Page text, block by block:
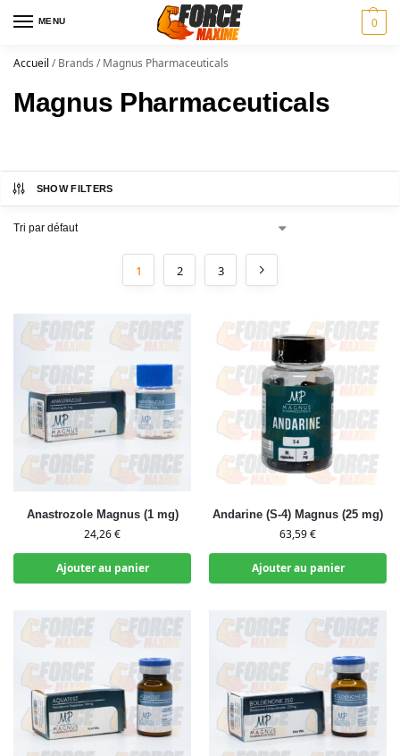
MENU 0
Accueil /Brands /Magnus Pharmaceuticals
Magnus Pharmaceuticals
SHOW FILTERS
1 2 3
Anastrozole Magnus (1 mg)
24,26€
Ajouter au panier
Andarine (S-4) Magnus (25 mg)
63,59€
Ajouter au panier